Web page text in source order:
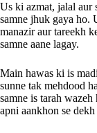
Us ki azmat, jalal aur
samne jhuk gaya ho.
manazir aur tareekh
samne aane lagay.
Main hawas ki is
sunne tak mehdood
samne is tarah
apni aankhon se